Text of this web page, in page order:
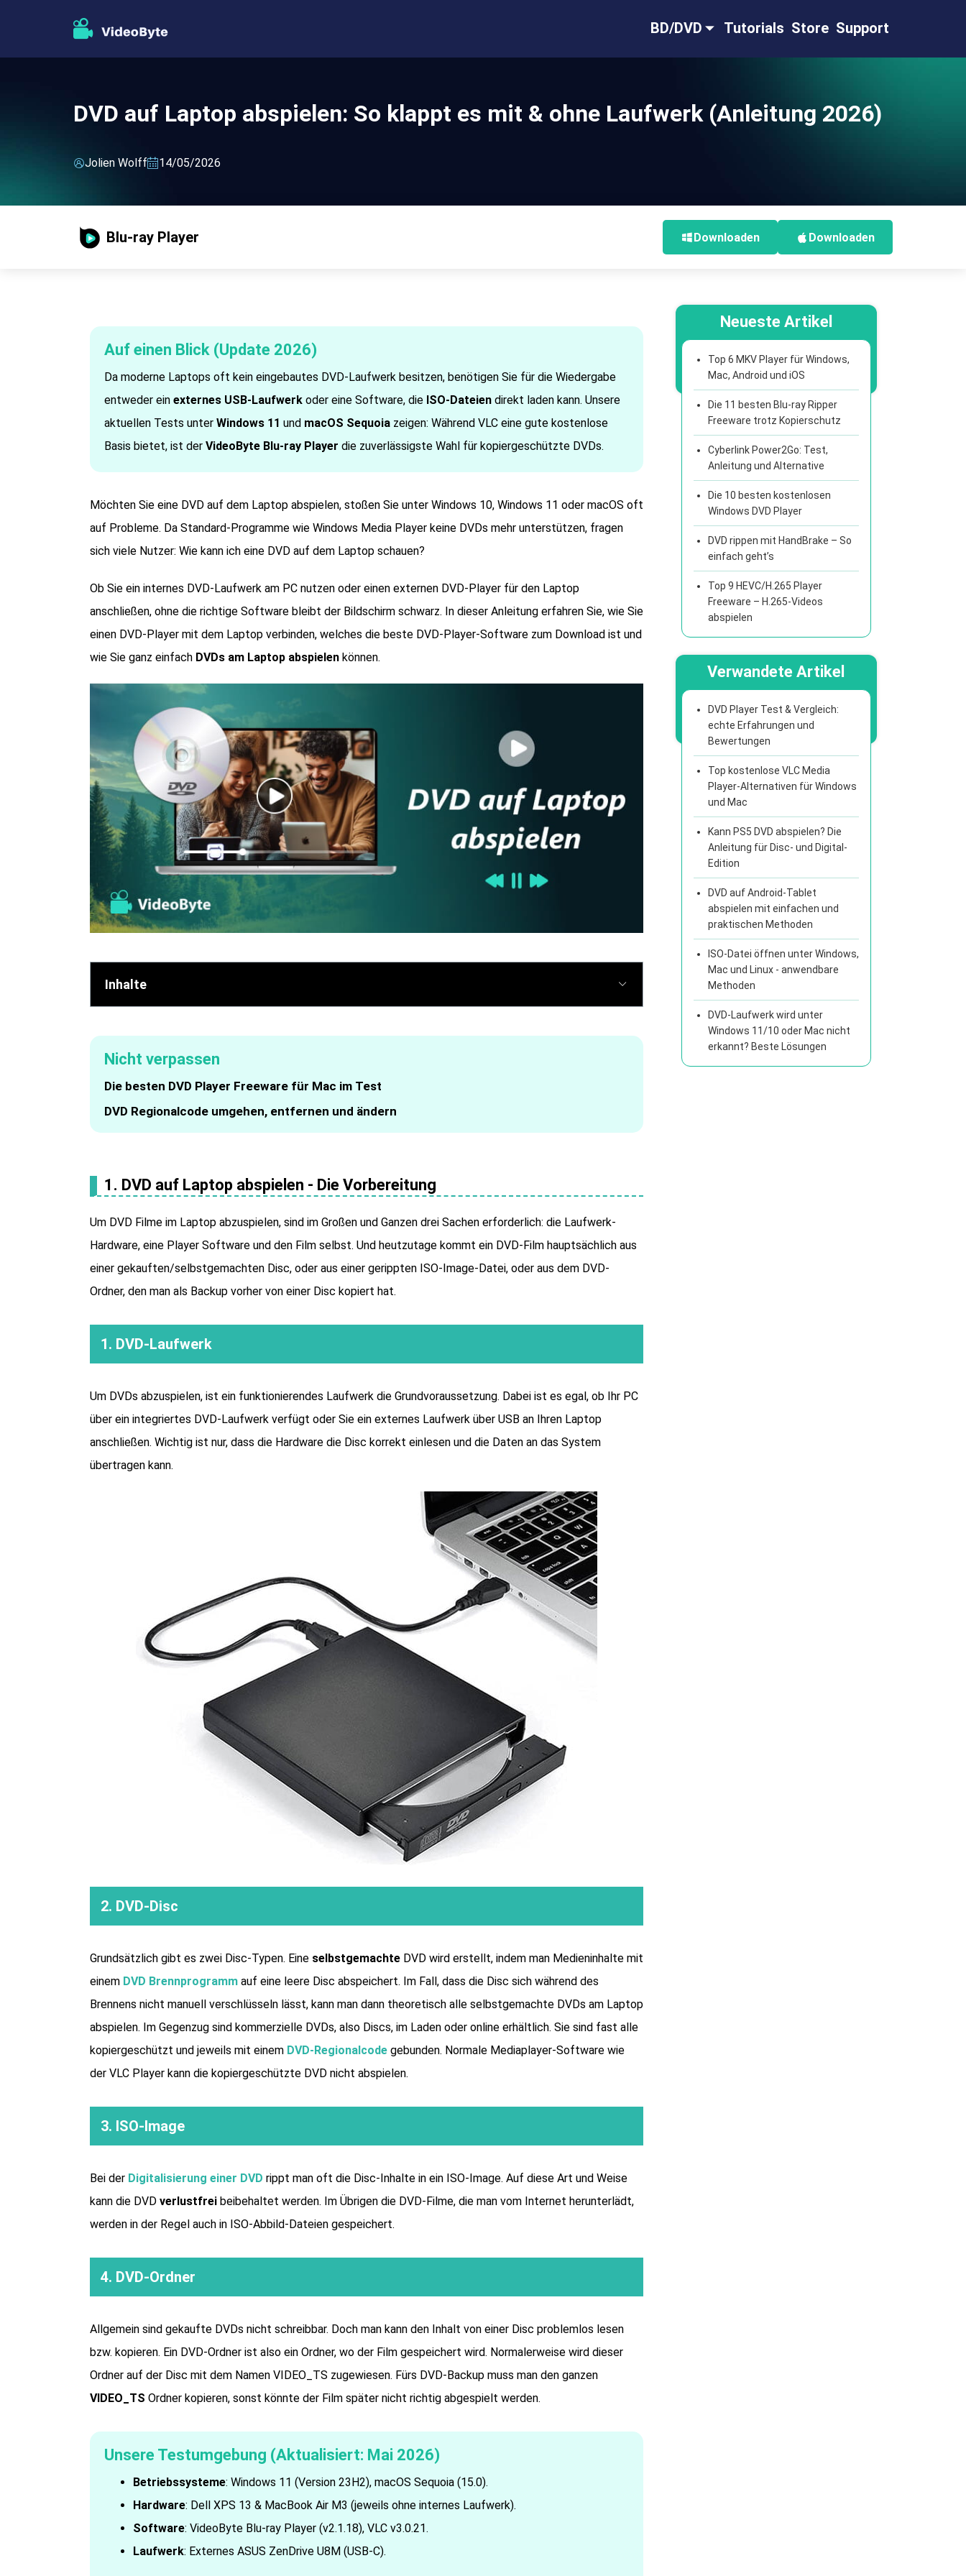
BD/DVD Tutorials Store Support
DVD auf Laptop abspielen: So klappt es mit & ohne Laufwerk (Anleitung 2026)
Jolien Wolff 14/05/2026
Blu-ray Player Downloaden Downloaden
Auf einen Blick (Update 2026)
Da moderne Laptops oft kein eingebautes DVD-Laufwerk besitzen, benötigen Sie für die Wiedergabe
entweder ein externes USB-Laufwerkoder eine Software, die ISO-Dateiendirekt laden kann. Unsere
aktuellen Tests unter Windows 11 und macOS Sequoiazeigen: Während VLC eine gute kostenlose
Basis bietet, ist der VideoByte Blu-ray Player die zuverlässigste Wahl für kopiergeschützte DVDs.
Möchten Sie eine DVD auf dem Laptop abspielen, stoßen Sie unter Windows 10, Windows 11 oder macOS oft
auf Probleme. Da Standard-Programme wie Windows Media Player keine DVDs mehr unterstützen, fragen
sich viele Nutzer: Wie kann ich eine DVD auf dem Laptop schauen?
Ob Sie ein internes DVD-Laufwerk am PC nutzen oder einen externen DVD-Player für den Laptop
anschließen, ohne die richtige Software bleibt der Bildschirm schwarz. In dieser Anleitung erfahren Sie, wie Sie
einen DVD-Player mit dem Laptop verbinden, welches die beste DVD-Player-Software zum Download ist und
wie Sie ganz einfach DVDs am Laptop abspielenkönnen.
Inhalte
Nicht verpassen
Die besten DVD Player Freeware für Mac im Test
DVD Regionalcode umgehen, entfernen und ändern
1. DVD auf Laptop abspielen - Die Vorbereitung
Um DVD Filme im Laptop abzuspielen, sind im Großen und Ganzen drei Sachen erforderlich: die Laufwerk-
Hardware, eine Player Software und den Film selbst. Und heutzutage kommt ein DVD-Film hauptsächlich aus
einer gekauften/selbstgemachten Disc, oder aus einer gerippten ISO-Image-Datei, oder aus dem DVD-
Ordner, den man als Backup vorher von einer Disc kopiert hat.
1. DVD-Laufwerk
Um DVDs abzuspielen, ist ein funktionierendes Laufwerk die Grundvoraussetzung. Dabei ist es egal, ob Ihr PC
über ein integriertes DVD-Laufwerk verfügt oder Sie ein externes Laufwerk über USB an Ihren Laptop
anschließen. Wichtig ist nur, dass die Hardware die Disc korrekt einlesen und die Daten an das System
übertragen kann.
2. DVD-Disc
Grundsätzlich gibt es zwei Disc-Typen. Eine selbstgemachteDVD wird erstellt, indem man Medieninhalte mit
einem DVD Brennprogrammauf eine leere Disc abspeichert. Im Fall, dass die Disc sich während des
Brennens nicht manuell verschlüsseln lässt, kann man dann theoretisch alle selbstgemachte DVDs am Laptop
abspielen. Im Gegenzug sind kommerzielle DVDs, also Discs, im Laden oder online erhältlich. Sie sind fast alle
kopiergeschützt und jeweils mit einem DVD-Regionalcodegebunden. Normale Mediaplayer-Software wie
der VLC Player kann die kopiergeschützte DVD nicht abspielen.
3. ISO-Image
Bei der Digitalisierung einer DVD rippt man oft die Disc-Inhalte in ein ISO-Image. Auf diese Art und Weise
kann die DVD verlustfreibeibehaltet werden. Im Übrigen die DVD-Filme, die man vom Internet herunterlädt,
werden in der Regel auch in ISO-Abbild-Dateien gespeichert.
4. DVD-Ordner
Allgemein sind gekaufte DVDs nicht schreibbar. Doch man kann den Inhalt von einer Disc problemlos lesen
bzw. kopieren. Ein DVD-Ordner ist also ein Ordner, wo der Film gespeichert wird. Normalerweise wird dieser
Ordner auf der Disc mit dem Namen VIDEO_TS zugewiesen. Fürs DVD-Backup muss man den ganzen
VIDEO_TS Ordner kopieren, sonst könnte der Film später nicht richtig abgespielt werden.
Unsere Testumgebung (Aktualisiert: Mai 2026)
Betriebssysteme: Windows 11 (Version 23H2), macOS Sequoia (15.0).
Hardware: Dell XPS 13 & MacBook Air M3 (jeweils ohne internes Laufwerk).
Software: VideoByte Blu-ray Player (v2.1.18), VLC v3.0.21.
Laufwerk: Externes ASUS ZenDrive U8M (USB-C).
Neueste Artikel
Top 6 MKV Player für Windows,
Mac, Android und iOS
Die 11 besten Blu-ray Ripper
Freeware trotz Kopierschutz
Cyberlink Power2Go: Test,
Anleitung und Alternative
Die 10 besten kostenlosen
Windows DVD Player
DVD rippen mit HandBrake – So
einfach geht’s
Top 9 HEVC/H.265 Player
Freeware – H.265-Videos
abspielen
Verwandete Artikel
DVD Player Test & Vergleich:
echte Erfahrungen und
Bewertungen
Top kostenlose VLC Media
Player-Alternativen für Windows
und Mac
Kann PS5 DVD abspielen? Die
Anleitung für Disc- und Digital-
Edition
DVD auf Android-Tablet
abspielen mit einfachen und
praktischen Methoden
ISO-Datei öffnen unter Windows,
Mac und Linux - anwendbare
Methoden
DVD-Laufwerk wird unter
Windows 11/10 oder Mac nicht
erkannt? Beste Lösungen